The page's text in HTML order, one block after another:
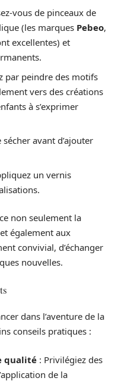
vous de pinceaux de
(les marques Pebeo,
excellentes) et
par peindre des motifs
vers des créations
à s’exprimer
avant d’ajouter
un vernis
non seulement la
également aux
convivial, d’échanger
nouvelles.
dans l’aventure de la
conseils pratiques :
qualité : Privilégiez des
de la